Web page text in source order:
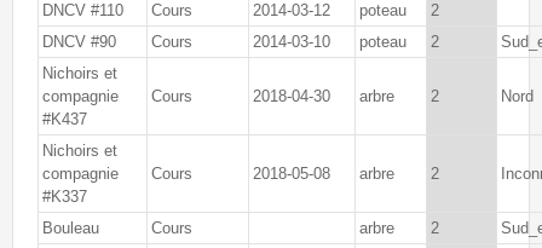
DNCV #110
Cours 2014-03-12 poteau
2
DNCV #90
Cours 2014-03-10 poteau 2
Nichoirs et
compagnie
#K437
Cours 2018-04-30 arbre 2 Nord
Nichoirs et
compagnie
#K337
Cours 2018-05-08 arbre 2
Bouleau Cours arbre 2